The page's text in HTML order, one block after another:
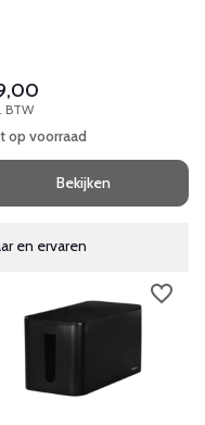
BTW
op voorraad
Bekijken
en ervaren